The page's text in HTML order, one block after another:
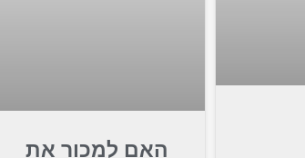
האם למכור את